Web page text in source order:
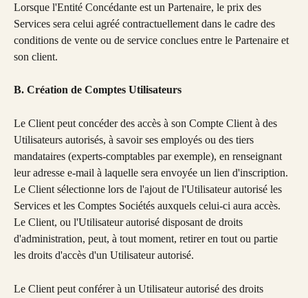
Lorsque l'Entité Concédante est un Partenaire, le prix des
Services sera celui agréé contractuellement dans le cadre des
conditions de vente ou de service conclues entre le Partenaire et
son client.
B. Création de Comptes Utilisateurs
Le Client peut concéder des accès à son Compte Client à des
Utilisateurs autorisés, à savoir ses employés ou des tiers
mandataires (experts-comptables par exemple), en renseignant
leur adresse e-mail à laquelle sera envoyée un lien d'inscription.
Le Client sélectionne lors de l'ajout de l'Utilisateur autorisé les
Services et les Comptes Sociétés auxquels celui-ci aura accès.
Le Client, ou l'Utilisateur autorisé disposant de droits
d'administration, peut, à tout moment, retirer en tout ou partie
les droits d'accès d'un Utilisateur autorisé.
Le Client peut conférer à un Utilisateur autorisé des droits